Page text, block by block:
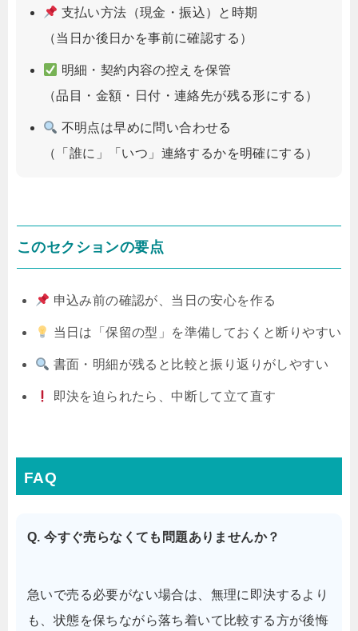
支払い方法（現金・振込）と時期
（当日か後日かを事前に確認する）
明細・契約内容の控えを保管
（品目・金額・日付・連絡先が残る形にする）
不明点は早めに問い合わせる
（「誰に」「いつ」連絡するかを明確にする）
このセクションの要点
申込み前の確認が、当日の安心を作る
当日は「保留の型」を準備しておくと断りやすい
書面・明細が残ると比較と振り返りがしやすい
即決を迫られたら、中断して立て直す
FAQ
Q. 今すぐ売らなくても問題ありませんか？
急いで売る必要がない場合は、無理に即決するより
も、状態を保ちながら落ち着いて比較する方が後悔